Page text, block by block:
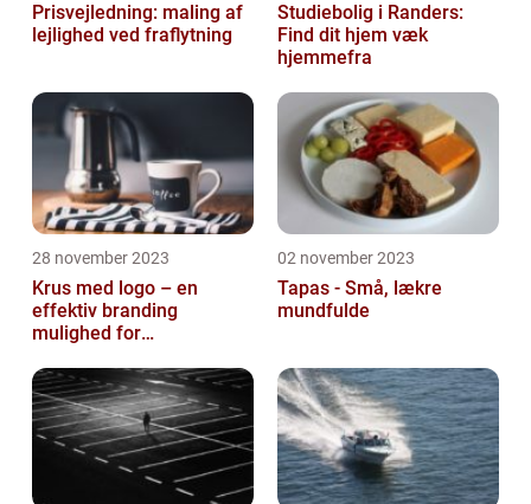
Prisvejledning: maling af
lejlighed ved fraflytning
Studiebolig i Randers:
Find dit hjem væk
hjemmefra
28 november 2023
Krus med logo – en
effektiv branding
mulighed for
02 november 2023
Tapas - Små, lækre
mundfulde